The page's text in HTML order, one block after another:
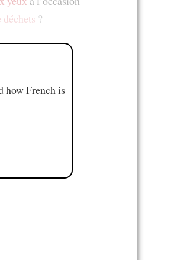
déchets ?
how French is